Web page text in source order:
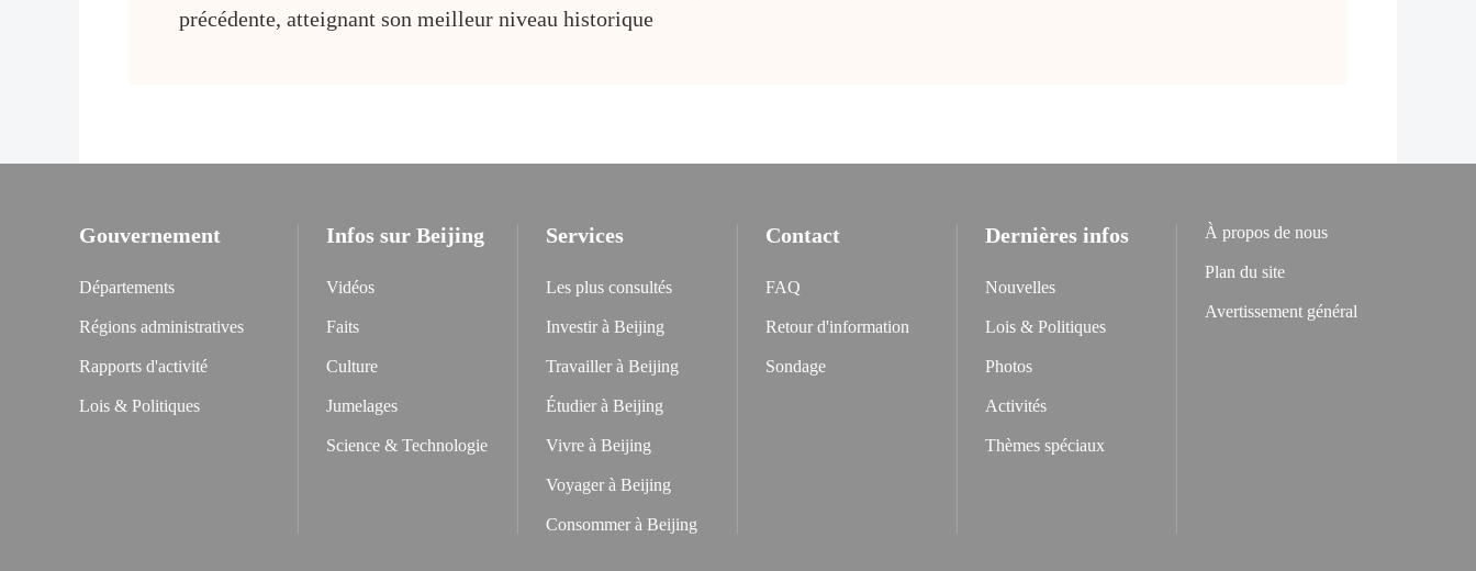
précédente, atteignant son meilleur niveau historique
Gouvernement
Départements
Régions administratives
Rapports d'activité
Lois & Politiques
Infos sur Beijing
Vidéos
Faits
Culture
Jumelages
Science & Technologie
Services
Les plus consultés
Investir à Beijing
Travailler à Beijing
Étudier à Beijing
Vivre à Beijing
Voyager à Beijing
Consommer à Beijing
Contact
FAQ
Retour d'information
Sondage
Dernières infos
Nouvelles
Lois & Politiques
Photos
Activités
Thèmes spéciaux
À propos de nous
Plan du site
Avertissement général